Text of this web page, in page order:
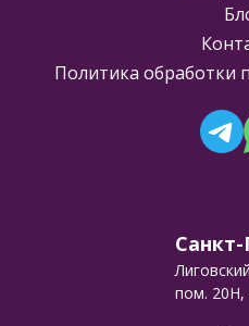
Политика обработки
пом. 20Н,